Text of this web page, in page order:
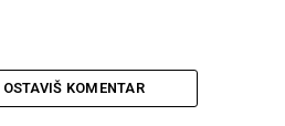
KOMENTAR